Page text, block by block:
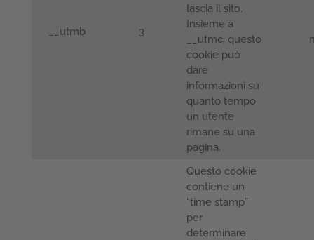
__utmb 3
lascia il sito.
Insieme a
__utmc, questo
cookie può
dare
informazioni su
quanto tempo
un utente
rimane su una
pagina.
Questo cookie
contiene un
“time stamp”
per
determinare